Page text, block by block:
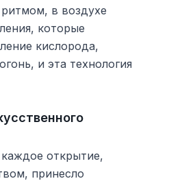
в воздухе
которые
кислорода,
и эта технология
открытие,
принесло